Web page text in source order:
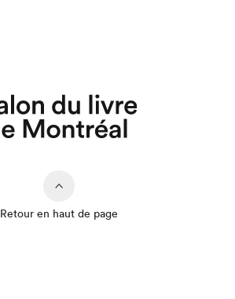
Retour en haut de page